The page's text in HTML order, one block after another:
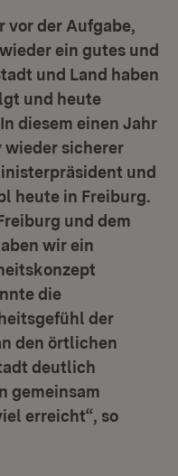
vor der Aufgabe,
ein gutes und
und Land haben
und heute
diesem einen Jahr
wieder sicherer
und
heute in Freiburg.
und dem
wir ein
die
der
den örtlichen
deutlich
gemeinsam
erreicht“, so